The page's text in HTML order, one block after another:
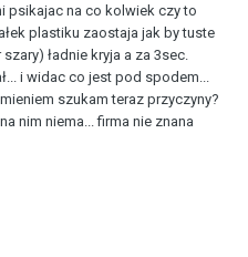
psikajac na co kolwiek czy to
plastiku zaostaja jak by tuste
ładnie kryja a za 3sec.
i widac co jest pod spodem...
szukam teraz przyczyny?
nim niema... firma nie znana